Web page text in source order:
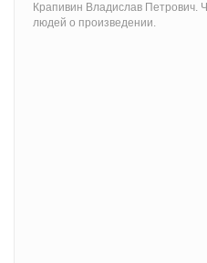
Крапивин Владислав Петрович.
людей о произведении.